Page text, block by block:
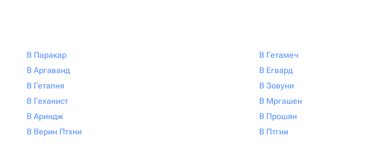
В Паракар
В Аргаванд
В Гетапня
В Геханист
В Ариндж
В Верин Птхни
В Гетамеч
В Егвард
В Зовуни
В Мргашен
В Прошян
В Птгни